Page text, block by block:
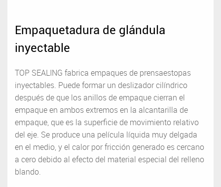
Empaquetadura de glándula
inyectable
TOP SEALING fabrica empaques de prensaestopas
inyectables. Puede formar un deslizador cilíndrico
después de que los anillos de empaque cierran el
empaque en ambos extremos en la alcantarilla de
empaque, que es la superficie de movimiento relativo
del eje. Se produce una película líquida muy delgada
en el medio, y el calor por fricción generado es cercano
a cero debido al efecto del material especial del relleno
blando.